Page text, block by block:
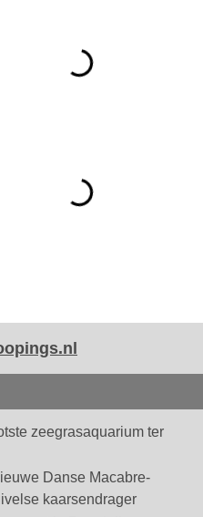
zeegrasaquarium ter
Danse Macabre-
kaarsendrager